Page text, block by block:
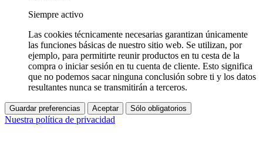
Siempre activo
Las cookies técnicamente necesarias garantizan únicamente
las funciones básicas de nuestro sitio web. Se utilizan, por
ejemplo, para permitirte reunir productos en tu cesta de la
compra o iniciar sesión en tu cuenta de cliente. Esto significa
que no podemos sacar ninguna conclusión sobre ti y los datos
resultantes nunca se transmitirán a terceros.
Guardar preferencias Aceptar Sólo obligatorios
Nuestra política de privacidad